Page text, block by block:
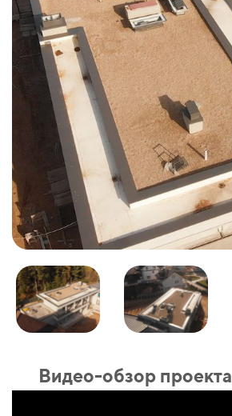
Видео-обзор проекта